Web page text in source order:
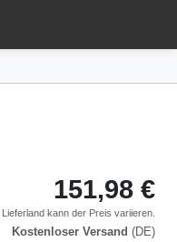
151,98 €
Lieferland kann der Preis variieren.
Kostenloser Versand (DE)